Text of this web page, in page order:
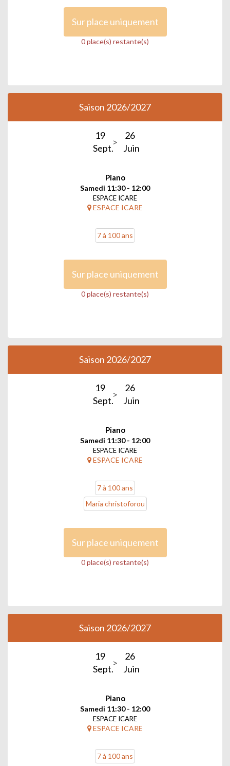
Sur place uniquement
0 place(s) restante(s)
Saison 2026/2027
19
Sept.
26
Juin
Piano
Samedi 11:30 - 12:00
ESPACE ICARE
ESPACE ICARE
7 à 100 ans
Sur place uniquement
0 place(s) restante(s)
Saison 2026/2027
19
Sept.
26
Juin
Piano
Samedi 11:30 - 12:00
ESPACE ICARE
ESPACE ICARE
7 à 100 ans
Maria christoforou
Sur place uniquement
0 place(s) restante(s)
Saison 2026/2027
19
Sept.
26
Juin
Piano
Samedi 11:30 - 12:00
ESPACE ICARE
ESPACE ICARE
7 à 100 ans